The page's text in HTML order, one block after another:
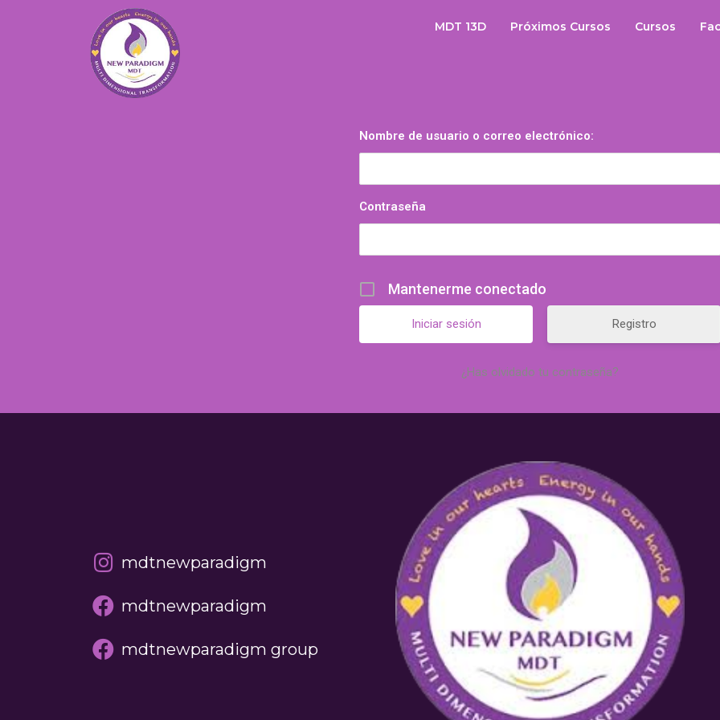
MDT 13D Próximos Cursos Cursos
Nombre de usuario o correo electrónico:
Contraseña
Mantenerme conectado
Registro
¿Has olvidado tu contraseña?
mdtnewparadigm
mdtnewparadigm
mdtnewparadigm group